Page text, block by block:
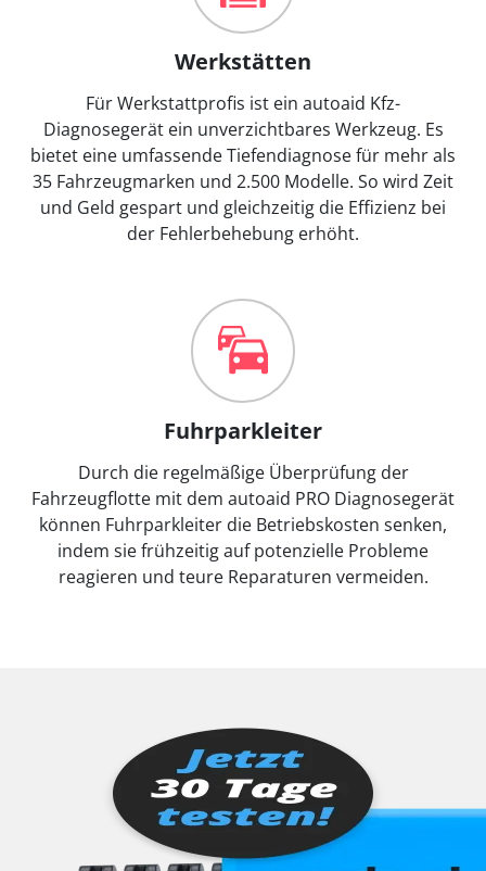
Werkstätten
Für Werkstattprofis ist ein autoaid Kfz-
Diagnosegerät ein unverzichtbares Werkzeug. Es
bietet eine umfassende Tiefendiagnose für mehr als
35 Fahrzeugmarken und 2.500 Modelle. So wird Zeit
und Geld gespart und gleichzeitig die Effizienz bei
der Fehlerbehebung erhöht.
Fuhrparkleiter
Durch die regelmäßige Überprüfung der
Fahrzeugflotte mit dem autoaid PRO Diagnosegerät
können Fuhrparkleiter die Betriebskosten senken,
indem sie frühzeitig auf potenzielle Probleme
reagieren und teure Reparaturen vermeiden.